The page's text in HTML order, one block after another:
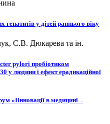
гепатитів у дітей раннього віку
С.В. Дюкарева та ін.
pylori пробіотиком
у людини і ефект ерадикаційної
«Іінновації в медицині –